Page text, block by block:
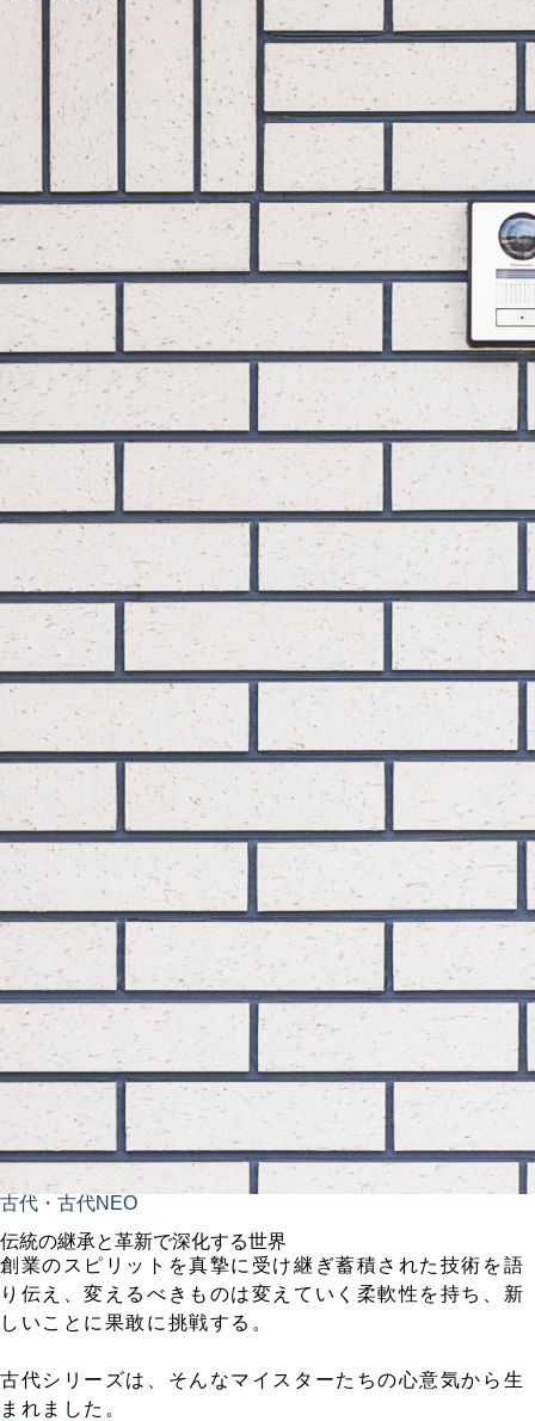
古代・古代NEO
伝統の継承と革新で深化する世界
創業のスピリットを真摯に受け継ぎ蓄積された技術を語
り伝え、変えるべきものは変えていく柔軟性を持ち、新
しいことに果敢に挑戦する。
古代シリーズは、そんなマイスターたちの心意気から生
まれました。